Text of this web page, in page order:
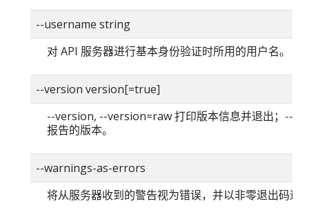
--username string
对 API 服务器进行基本身份验证时所用的用户名。
--version version[=true]
--version, --version=raw 打印版本信息并退出；--
报告的版本。
--warnings-as-errors
将从服务器收到的警告视为错误，并以非零退出码退